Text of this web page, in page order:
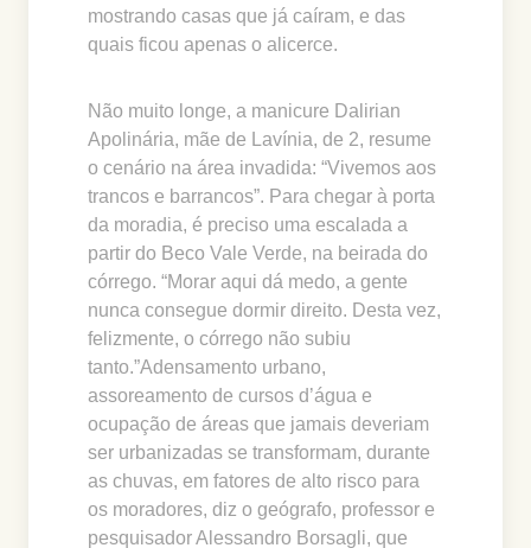
mostrando casas que já caíram, e das
quais ficou apenas o alicerce.
Não muito longe, a manicure Dalirian
Apolinária, mãe de Lavínia, de 2, resume
o cenário na área invadida: “Vivemos aos
trancos e barrancos”. Para chegar à porta
da moradia, é preciso uma escalada a
partir do Beco Vale Verde, na beirada do
córrego. “Morar aqui dá medo, a gente
nunca consegue dormir direito. Desta vez,
felizmente, o córrego não subiu
tanto.”Adensamento urbano,
assoreamento de cursos d’água e
ocupação de áreas que jamais deveriam
ser urbanizadas se transformam, durante
as chuvas, em fatores de alto risco para
os moradores, diz o geógrafo, professor e
pesquisador Alessandro Borsagli, que